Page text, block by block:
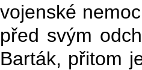
vojenské
před svým
Barták, přitom